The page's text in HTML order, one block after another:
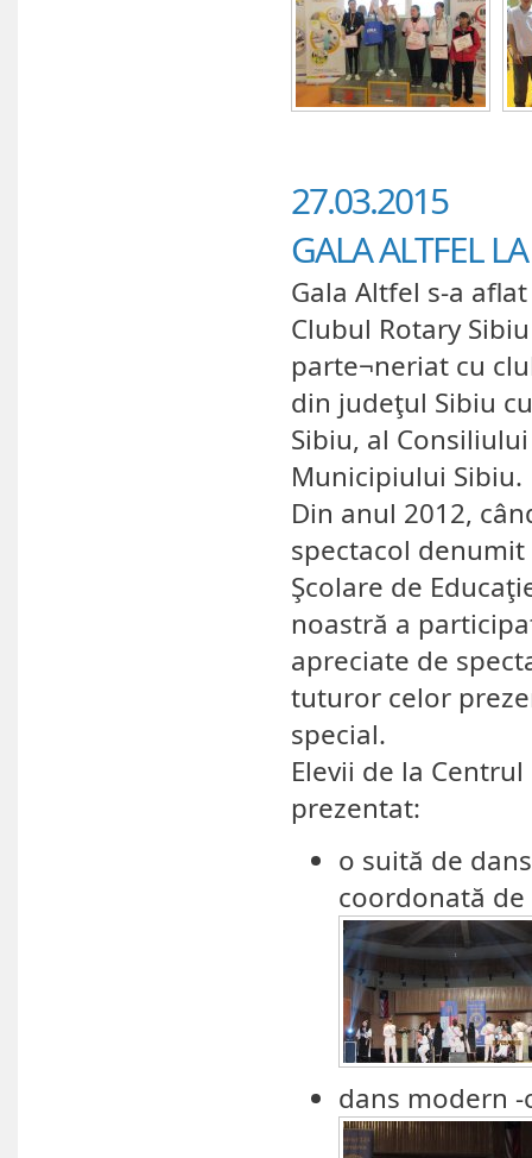
27.03.2015
GALA ALTFEL
Gala Altfel s-a
Clubul Rotary
parte¬neriat cu
din judeţul Sibiu
Sibiu, al
Municipiului Sibiu.
Din anul 2012,
spectacol
Şcolare de
noastră a
apreciate de
tuturor celor
special.
Elevii de la
prezentat:
o suită de
coordonată de
dans modern